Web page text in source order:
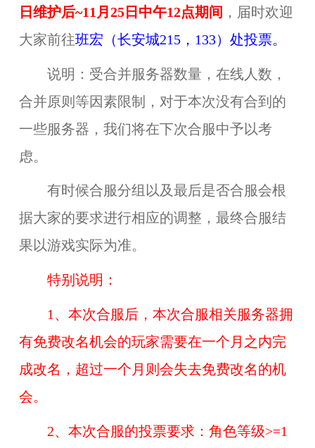
日维护后~11月25日中午12点期间 ，届时欢迎
大家前往班宏 （长安城215，133） 处投票。
说明：受合并服务器数量，在线人数，
合并原则等因素限制，对于本次没有合到的
一些服务器，我们将在下次合服中予以考
虑。
有时候合服分组以及最后是否合服会根
据大家的要求进行相应的调整，最终合服结
果以游戏实际为准。
特别说明：
1、本次合服后，本次合服相关服务器拥
有免费改名机会的玩家需要在一个月之内完
成改名，超过一个月则会失去免费改名的机
会。
2、本次合服的投票要求：角色等级>=1